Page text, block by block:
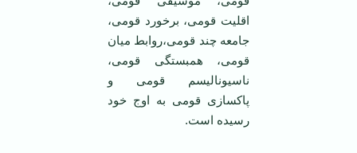
اقلیت قومی، برخورد قومی،
جامعه چند قومی،روابط میان
قومی، همبستگی قومی،
ناسیونالیسم قومی و
پاکسازی قومی به اوج خود
رسیده است.